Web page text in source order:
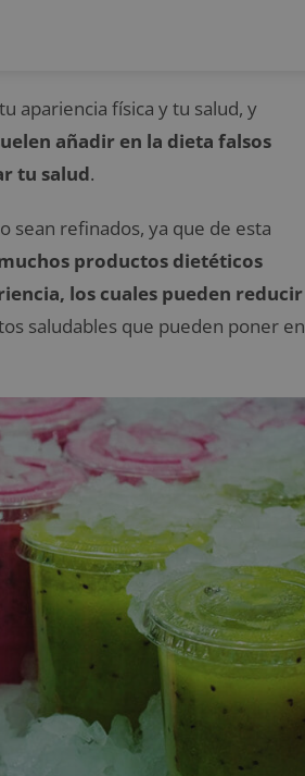
apariencia física y tu salud, y
añadir en la dieta falsos
tu salud.
sean refinados, ya que de esta
productos dietéticos
los cuales pueden reducir
saludables que pueden poner en